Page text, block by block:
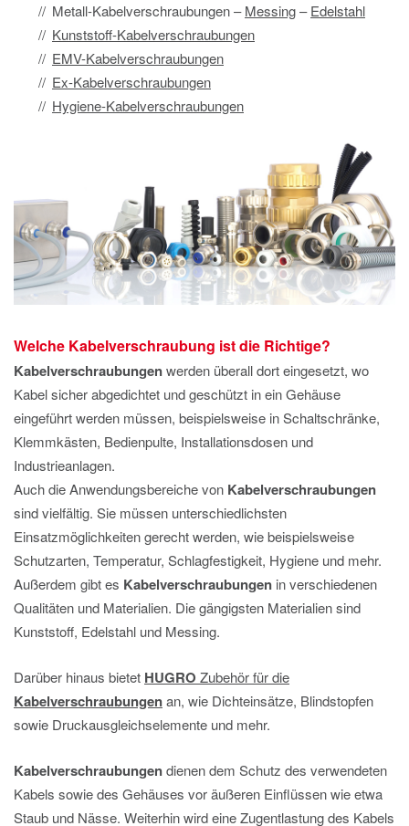
Metall-Kabelverschraubungen –Messing–Edelstahl
Kunststoff-Kabelverschraubungen
EMV-Kabelverschraubungen
Ex-Kabelverschraubungen
Hygiene-Kabelverschraubungen
Welche Kabelverschraubung ist die Richtige?
Kabelverschraubungenwerden überall dort eingesetzt, wo
Kabel sicher abgedichtet und geschützt in ein Gehäuse
eingeführt werden müssen, beispielsweise in Schaltschränke,
Klemmkästen, Bedienpulte, Installationsdosen und
Industrieanlagen.
Auch die Anwendungsbereiche von Kabelverschraubungen
sind vielfältig. Sie müssen unterschiedlichsten
Einsatzmöglichkeiten gerecht werden, wie beispielsweise
Schutzarten, Temperatur, Schlagfestigkeit, Hygiene und mehr.
Außerdem gibt es Kabelverschraubungen in verschiedenen
Qualitäten und Materialien. Die gängigsten Materialien sind
Kunststoff, Edelstahl und Messing.
Darüber hinaus bietet HUGRO Zubehör für die
Kabelverschraubungenan, wie Dichteinsätze, Blindstopfen
sowie Druckausgleichselemente und mehr.
Kabelverschraubungendienen dem Schutz des verwendeten
Kabels sowie des Gehäuses vor äußeren Einflüssen wie etwa
Staub und Nässe. Weiterhin wird eine Zugentlastung des Kabels